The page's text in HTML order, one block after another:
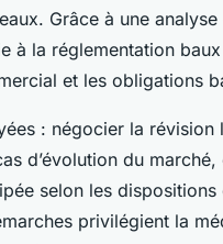
Grâce à une
à la réglementation
et les obligations
: négocier la
d’évolution du
selon les
privilégient la